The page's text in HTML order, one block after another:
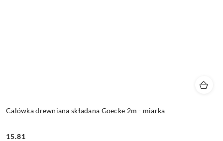
Calówka drewniana składana Goecke 2m - miarka
15.81